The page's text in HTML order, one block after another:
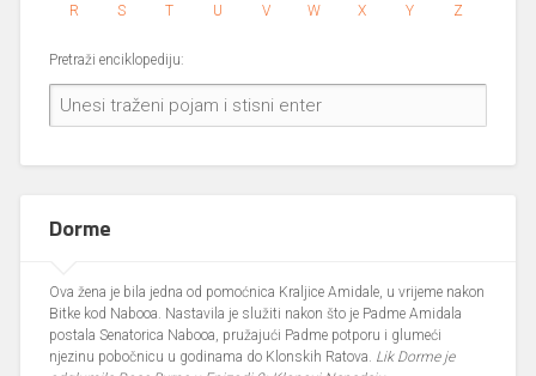
R S T U V W X Y Z
Pretraži enciklopediju:
Dorme
Ova žena je bila jedna od pomoćnica Kraljice Amidale, u vrijeme nakon
Bitke kod Nabooa. Nastavila je služiti nakon što je Padme Amidala
postala Senatorica Nabooa, pružajući Padme potporu i glumeći
njezinu pobočnicu u godinama do Klonskih Ratova. Lik Dorme je